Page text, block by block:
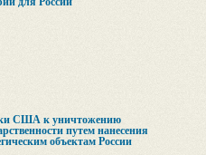
США к уничтожению
путем нанесения
объектам России